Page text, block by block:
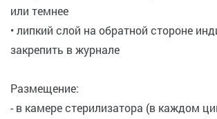
или темнее
• липкий слой на обратной стороне
закрепить в журнале
Размещение:
- в камере стерилизатора (в каждом